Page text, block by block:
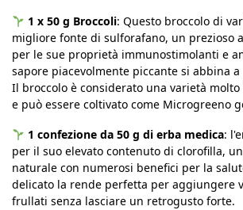
1 x 50 g Broccoli: Questo broccolo di
migliore fonte di sulforafano, un prezioso
per le sue proprietà immunostimolanti e
sapore piacevolmente piccante si abbina
Il broccolo è considerato una varietà
e può essere coltivato come Microgreeno
1 confezione da 50 g di erba medica:
per il suo elevato contenuto di clorofilla,
naturale con numerosi benefici per la
delicato la rende perfetta per aggiungere
frullati senza lasciare un retrogusto forte.